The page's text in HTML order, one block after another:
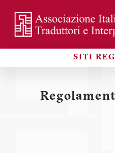
contenuto
principale
Sezioni
SITI